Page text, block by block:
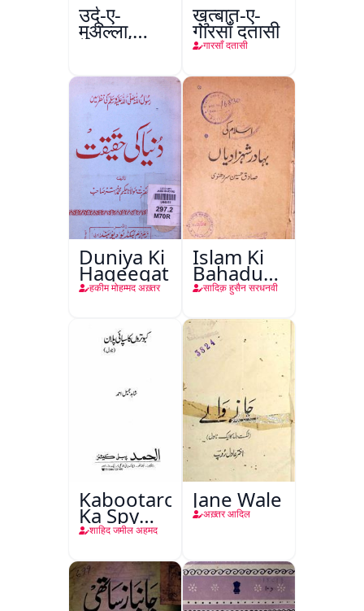
उर्दू-ए-
मुअल्ला,
कानपुर
ख़ुत्बात-ए-
गारसाँ दतासी
गारसाँ दतासी
Duniya Ki
Haqeeqat
हकीम मोहम्मद अख़्तर
Islam Ki
Bahadur
Shahzadiyan
सादिक़ हुसैन सरधनवी
Kabootaron
Ka Spy
Plan
शाहिद जमील अहमद
Jane Wale
अख़्तर आदिल